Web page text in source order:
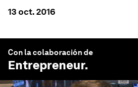
13 oct. 2016
Con la colaboración de
Entrepreneur.